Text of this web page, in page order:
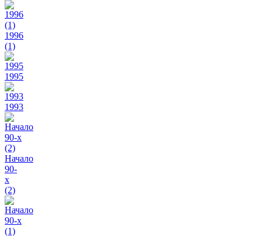
1996
(1)
1995
1993
Начало
90-
х
(2)